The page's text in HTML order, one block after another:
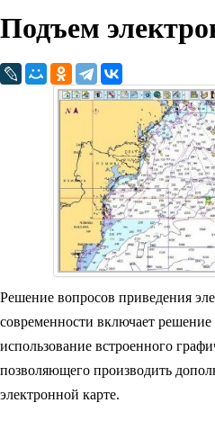
Подъем
Решение вопросов приведения
современности включает
использование встроенного
позволяющего производить
электронной карте.